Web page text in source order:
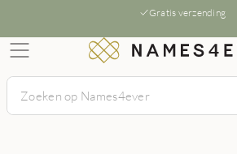
Gratis verzending